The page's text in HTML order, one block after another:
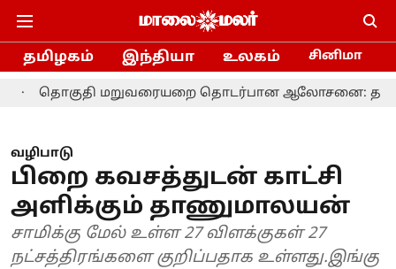
தமிழகம் இந்தியா உலகம் சினிமா
மறுவரையறை தொடர்பான ஆலோசனை: தமிழக
வழிபாடு
பிறை கவசத்துடன் காட்சி
அளிக்கும் தாணுமாலயன்
சாமிக்கு மேல் உள்ள 27 விளக்குகள் 27
நட்சத்திரங்களை குறிப்பதாக உள்ளது.இங்கு